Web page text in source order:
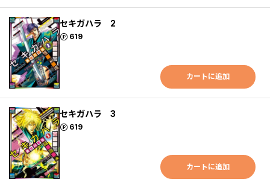
セキガハラ 2
619
ポイント
カートに追加
セキガハラ 3
619
ポイント
カートに追加